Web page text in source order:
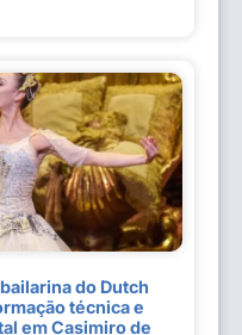
do Dutch
técnica e
em Casimiro de